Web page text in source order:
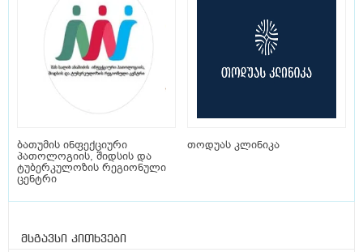
ბათუმის ინფექციური
პათოლოგიის, შიდსის და
ტუბერკულოზის რეგიონული
ცენტრი
თოდუას კლინიკა
მსგავსი კითხვები